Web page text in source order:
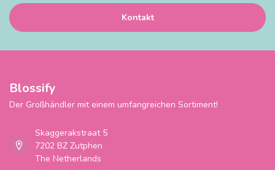
Kontakt
Blossify
Der Großhändler mit einem umfangreichen Sortiment!
Skaggerakstraat 5
7202 BZ Zutphen
The Netherlands